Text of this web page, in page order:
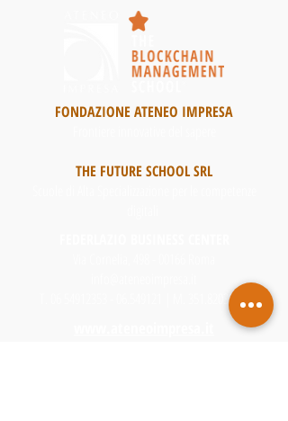
FONDAZIONE ATENEO IMPRESA
THE FUTURE SCHOOL SRL
351.8203944